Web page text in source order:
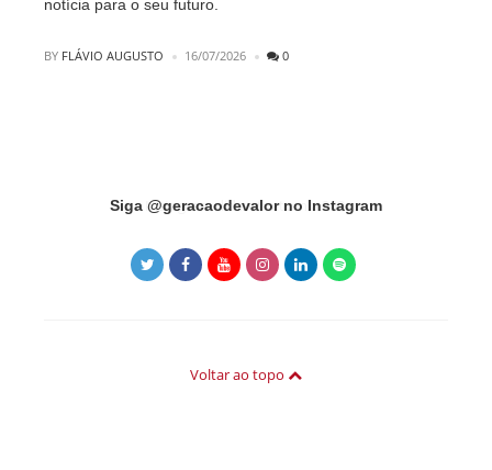
notícia para o seu futuro.
POSTED
BY FLÁVIO AUGUSTO 16/07/2026 0
Instagram did not return a 200.
Siga @geracaodevalor no Instagram
Voltar ao topo